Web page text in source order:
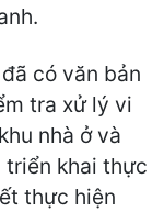
có văn bản
tra xử lý vi
nhà ở và
triển khai thực
thực hiện